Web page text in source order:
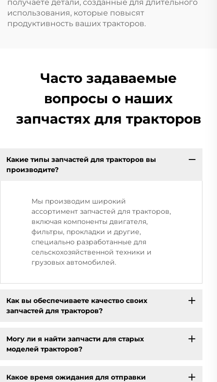
получаете детали, созданные для длительного
использования, которые повысят
продуктивность ваших тракторов.
Часто задаваемые
вопросы о наших
запчастях для тракторов
Какие типы запчастей для тракторов вы
производите?
Мы производим широкий
ассортимент запчастей для тракторов,
включая компоненты двигателя,
фильтры, прокладки и другие,
специально разработанные для
сельскохозяйственной техники и
грузовых автомобилей.
Как вы обеспечиваете качество своих
запчастей для тракторов?
Могу ли я найти запчасти для старых
моделей тракторов?
Какое время ожидания для отправки